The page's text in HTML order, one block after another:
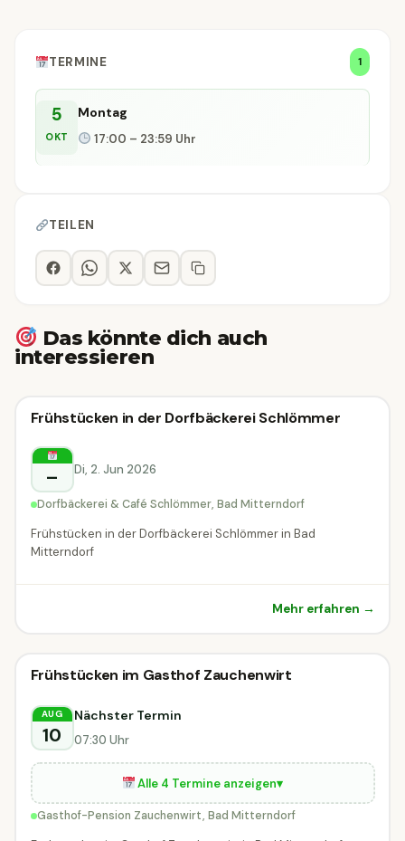
TERMINE 1
5
OKT
Montag
17:00 – 23:59 Uhr
TEILEN
Das könnte dich auch
interessieren
Kulinarik & Genuss
Bad Mitterndorf
Kulinarik & Genuss
Frühstücken in der Dorfbäckerei Schlömmer
– Di, 2. Jun 2026
Dorfbäckerei & Café Schlömmer, Bad Mitterndorf
Frühstücken in der Dorfbäckerei Schlömmer in Bad
Mitterndorf
Mehr erfahren →
Kulinarik & Genuss
Bad Mitterndorf
Kulinarik & Genuss
Frühstücken im Gasthof Zauchenwirt
AUG
10
Nächster Termin
07:30 Uhr
Alle 4 Termine anzeigen▾
Gasthof-Pension Zauchenwirt, Bad Mitterndorf